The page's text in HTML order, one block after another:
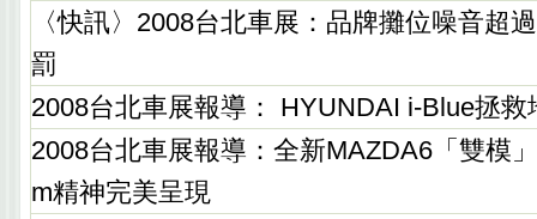
〈快訊〉2008台北車展：品牌攤位噪音超
罰
2008台北車展報導： HYUNDAI i-Blue拯救
2008台北車展報導：全新MAZDA6「雙模
m精神完美呈現